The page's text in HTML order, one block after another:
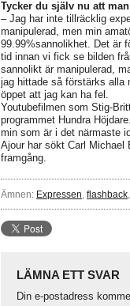
Tycker du själv nu att
– Jag har inte tillräcklig
manipulerad, men min
99.99%sannolikhet. Det är
tid innan vi fick se bilden
sannolikt är manipulerad,
jag hittade så förstärks alla
öppet att jag kan ha fel.
Youtubefilmen som Stig-
programmet Hundra
min som är i det närmaste
Ajour har sökt Carl Michael
framgång.
Ämnen: Expressen flashback
LÄMNA ETT SVAR
Din e-postadress